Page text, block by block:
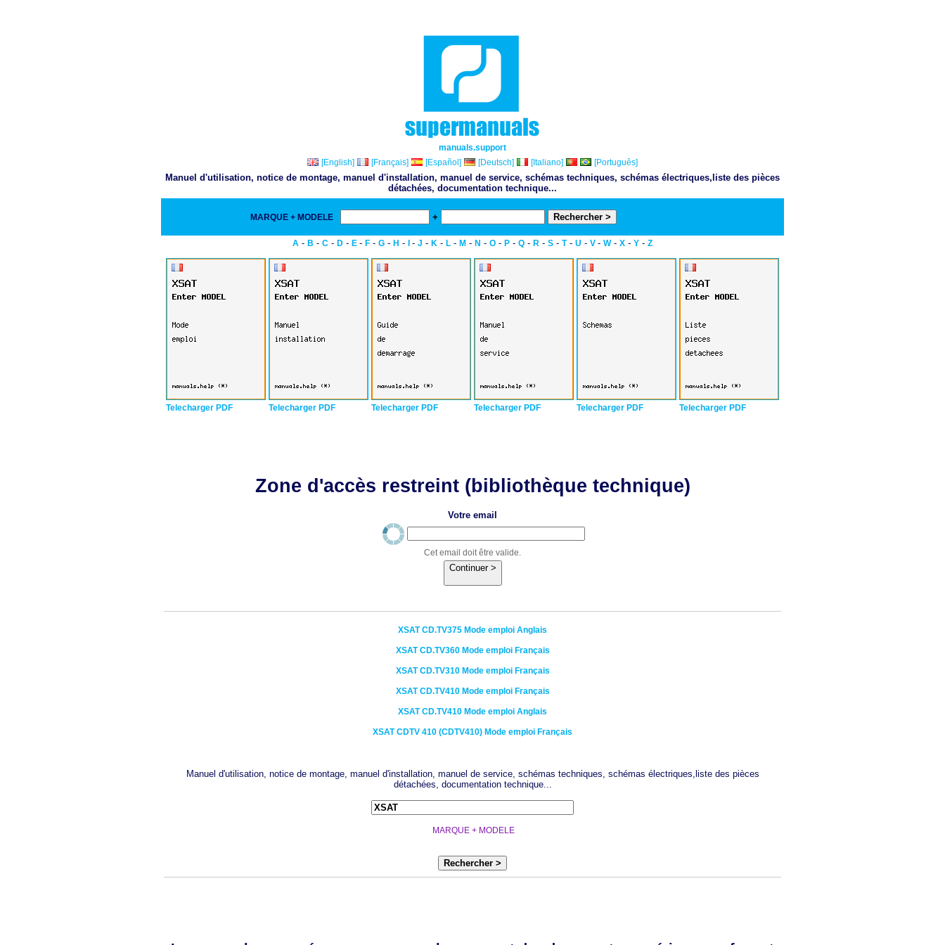
manuals.support
[English]
[Français] [Español] [Deutsch] [Italiano] [Português]
Manuel d'utilisation, notice de montage, manuel d'installation, manuel de service, schémas techniques, schémas électriques,liste des pièces
détachées, documentation technique...
MARQUE + MODELE +
A - B - C - D - E - F - G - H - - J - K - L - M - N - O - P - Q - R - S - T- U - V - W- X - Y - Z
Telecharger PDF Telecharger PDF Telecharger PDF Telecharger PDF Telecharger PDF Telecharger PDF
Zone d'accès restreint (bibliothèque technique)
Votre email
Cet email doit être valide.
Continuer >
XSATCD.TV375 Mode emploi Anglais
XSATCD.TV360Mode emploi Français
XSATCD.TV310Mode emploi Français
XSATCD.TV410Mode emploi Français
XSATCD.TV410 Mode emploi Anglais
XSATCDTV 410 (CDTV410) Mode emploi Français
Manuel d'utilisation, notice de montage, manuel d'installation, manuel de service, schémas techniques, schémas électriques,liste des pièces
détachées, documentation technique...
MARQUE + MODELE
Rechercher >